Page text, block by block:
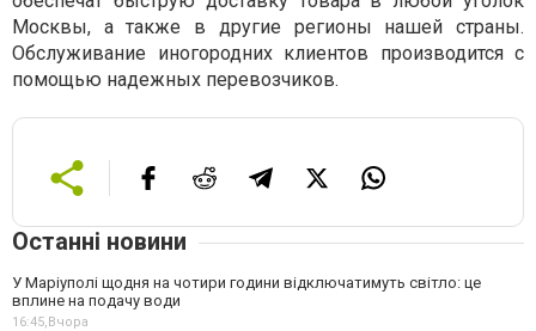
Москвы, а также в другие регионы нашей страны.
Обслуживание иногородних клиентов производится с
помощью надежных перевозчиков.
Останні новини
У Маріуполі щодня на чотири години відключатимуть світло: це
вплине на подачу води
16:45,Вчора